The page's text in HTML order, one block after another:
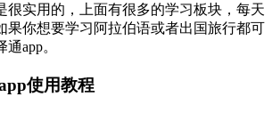
很实用的，上面有很多的学习板块，每天
果你想要学习阿拉伯语或者出国旅行都可
app。
使用教程